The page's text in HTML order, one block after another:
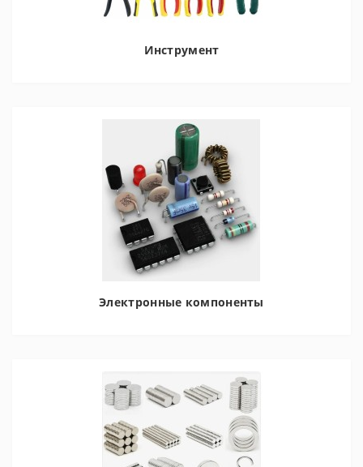
Инструмент
Электронные компоненты